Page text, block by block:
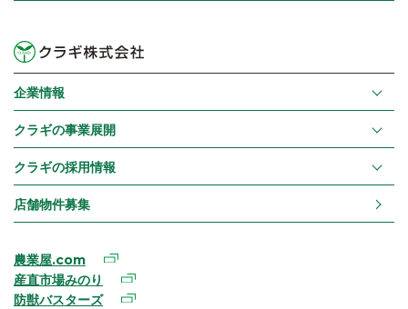
企業情報
クラギの事業展開
クラギの採用情報
店舗物件募集
農業屋.com
産直市場みのり
防獣バスターズ